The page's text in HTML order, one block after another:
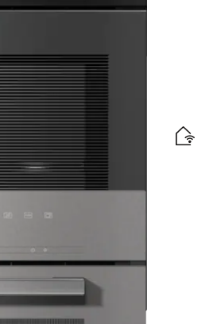
tinklo + “HydroClean”.
klasės etiketė